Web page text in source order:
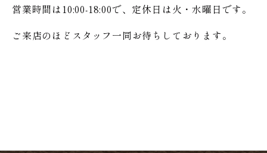
営業時間は10:00-18:00で、定休日は火・水曜日です。
ご来店のほどスタッフ一同お待ちしております。